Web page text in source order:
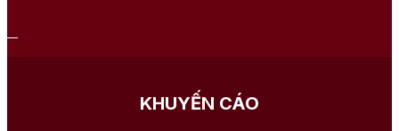
KHUYẾN CÁO